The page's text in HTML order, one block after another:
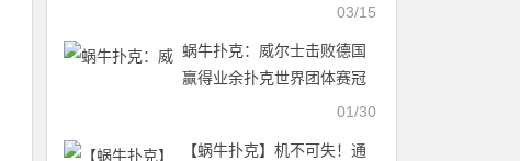
03/15
蜗牛扑克：威尔士击败德国
赢得业余扑克世界团体赛冠
01/30
【蜗牛扑克】机不可失！通